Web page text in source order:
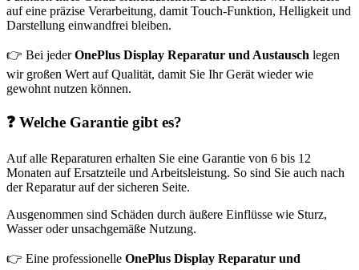
auf eine präzise Verarbeitung, damit Touch-Funktion, Helligkeit und
Darstellung einwandfrei bleiben.
👉 Bei jederOnePlus Display Reparatur und Austausch legen
wir großen Wert auf Qualität, damit Sie Ihr Gerät wieder wie
gewohnt nutzen können.
❓ Welche Garantie gibt es?
Auf alle Reparaturen erhalten Sie eine Garantie von 6 bis 12
Monaten auf Ersatzteile und Arbeitsleistung. So sind Sie auch nach
der Reparatur auf der sicheren Seite.
Ausgenommen sind Schäden durch äußere Einflüsse wie Sturz,
Wasser oder unsachgemäße Nutzung.
👉 Eine professionelle OnePlus Display Reparatur und